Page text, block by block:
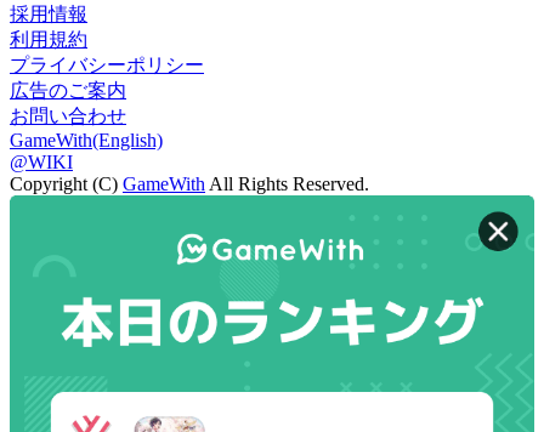
採用情報
利用規約
プライバシーポリシー
広告のご案内
お問い合わせ
GameWith(English)
@WIKI
Copyright (C) GameWith All Rights Reserved.